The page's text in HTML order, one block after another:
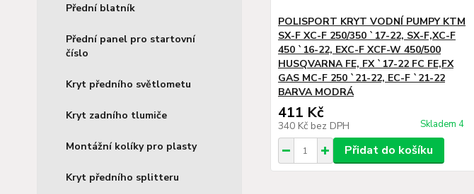
Přední blatník
Přední panel pro startovní
číslo
Kryt předního světlometu
Kryt zadního tlumiče
Montážní kolíky pro plasty
Kryt předního splitteru
POLISPORT KRYT VODNÍ PUMPY KTM
SX-F XC-F 250/350 `17-22, SX-F,XC-F
450 `16-22, EXC-F XCF-W 450/500
HUSQVARNA FE, FX `17-22 FC FE,FX
GAS MC-F 250 `21-22, EC-F `21-22
BARVA MODRÁ
411 Kč
340 Kč bez DPH Skladem 4
Přidat do košíku